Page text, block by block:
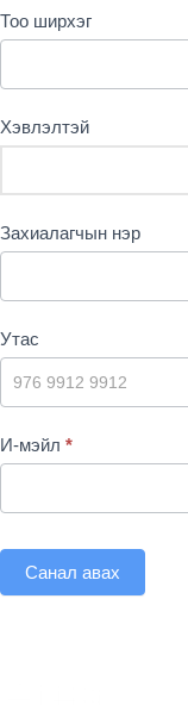
Тоо ширхэг
Хэвлэлтэй
Захиалагчын нэр
Утас
И-мэйл *
Санал авах